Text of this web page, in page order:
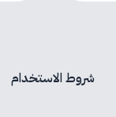
شروط الاستخدام